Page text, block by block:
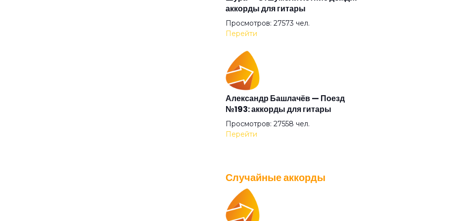
Дурак
Дураки
Звездная болезнь
Здравствуйте
Из чего же
аккорды для гитары
Просмотров: 27573 чел.
Перейти
Александр Башлачёв — Поезд
№193: аккорды для гитары
Просмотров: 27558 чел.
Перейти
IOWA — Плохо танцевать: аккорды
для гитары
Случайные аккорды